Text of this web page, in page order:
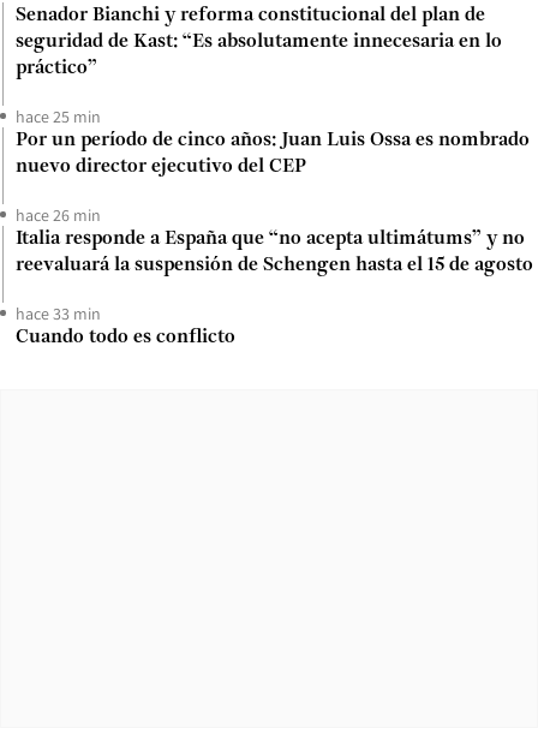
Senador Bianchi y reforma constitucional del plan de
seguridad de Kast: “Es absolutamente innecesaria en lo
práctico”
hace 25 min
Por un período de cinco años: Juan Luis Ossa es nombrado
nuevo director ejecutivo del CEP
hace 26 min
Italia responde a España que “no acepta ultimátums” y no
reevaluará la suspensión de Schengen hasta el 15 de agosto
hace 33 min
Cuando todo es conflicto